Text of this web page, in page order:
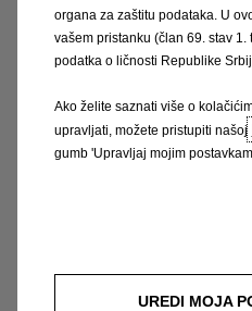
organa za zaštitu podataka. U
vašem pristanku (član 69. stav 1.
podatka o ličnosti Republike
Ako želite saznati više o
upravljati, možete pristupiti našoj
gumb 'Upravljaj mojim
UREDI MOJA